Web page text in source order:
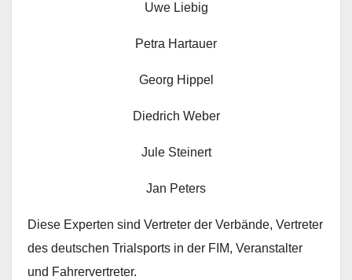
Uwe Liebig
Petra Hartauer
Georg Hippel
Diedrich Weber
Jule Steinert
Jan Peters
Diese Experten sind Vertreter der Verbände, Vertreter
des deutschen Trialsports in der FIM, Veranstalter
und Fahrervertreter.